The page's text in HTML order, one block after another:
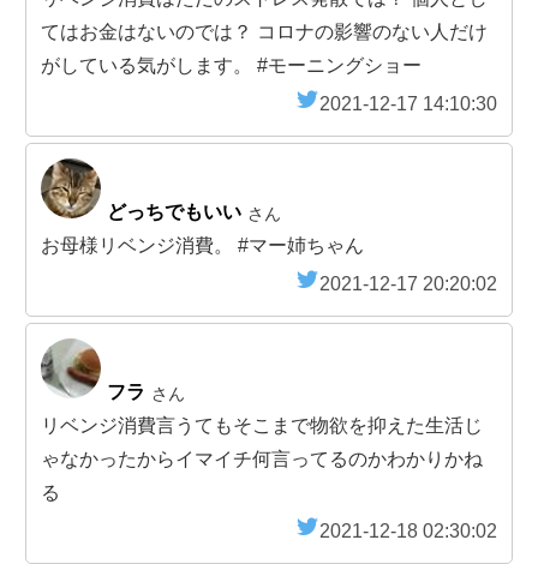
てはお金はないのでは？ コロナの影響のない人だけ
がしている気がします。 #モーニングショー
2021-12-17 14:10:30
どっちでもいい さん
お母様リベンジ消費。 #マー姉ちゃん
2021-12-17 20:20:02
フラ さん
リベンジ消費言うてもそこまで物欲を抑えた生活じ
ゃなかったからイマイチ何言ってるのかわかりかね
る
2021-12-18 02:30:02